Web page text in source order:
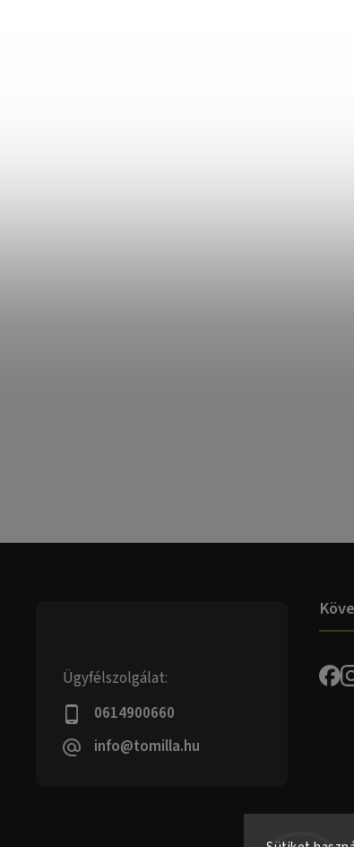
Ügyfélszolgálat:
0614900660
info@tomilla.hu